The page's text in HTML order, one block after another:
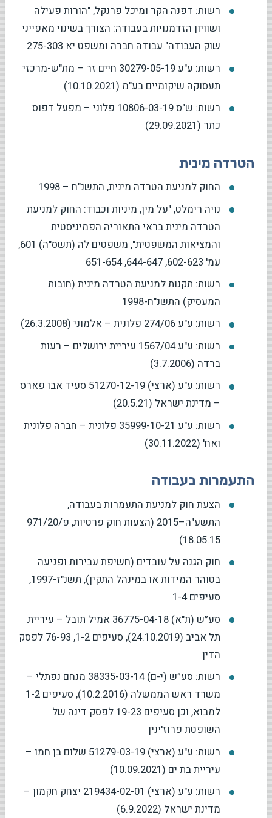
רשות: דפנה הקר ומיכל פרנקל, "הורות פעילה
ושוויון הזדמנויות בעבודה: הצורך בשינוי מאפייני
שוק העבודה" עבודה חברה ומשפט יא 275-303
רשות: ע"ע 30279-05-19 חיים זר – מת"ש-מרכזי
תעסוקה שיקומיים בע"מ (10.10.2021)
רשות: ש"ס 10806-03-19 פלוני – מפעל דפוס
כתר (29.09.2021)
הטרדה מינית
החוק למניעת הטרדה מינית, התשנ"ח – 1998
נויה רימלט, "על מין, מיניות וכבוד: החוק למניעת
הטרדה מינית בראי התאוריה הפמיניסטית
והמציאות המשפטית", משפטים לה (תשס"ה) 601,
עמ' 602-623, 644-647, 651-654
רשות: תקנות למניעת הטרדה מינית (חובות
המעסיק) התשנ"ח-1998
רשות: ע"ע 274/06 פלונית – אלמוני (26.3.2008)
רשות: ע"ע 1567/04 עיריית ירושלים – רעות
ברדה (3.7.2006)
רשות: ע"ע (ארצי) 51270-12-19 סעיד אבו פארס
– מדינת ישראל (20.5.21)
רשות: ע"ע 35999-10-21 פלונית – חברה פלונית
ואח' (30.11.2022)
התעמרות בעבודה
הצעת חוק למניעת התעמרות בעבודה,
התשע"ה–2015 (הצעות חוק פרטיות, פ/971/20
18.05.15)
חוק הגנה על עובדים (חשיפת עבירות ופגיעה
בטוהר המידות או במינהל התקין), תשנ"ז-1997,
סעיפים 1-4
סע״ש (ת"א) 36775-04-18 אמיל תובל – עיריית
תל אביב (24.10.2019), סעיפים 1-2, 76-93 לפסק
הדין
רשות: סע״ש (י-ם) 38335-03-14 מנחם נפתלי –
משרד ראש הממשלה (10.2.2016), סעיפים 1-2
למבוא, וכן סעיפים 19-23 לפסק דינה של
השופטת פרוז'ינין
רשות: ע"ע (ארצי) 51279-03-19 שלום בן חמו –
עיריית בת ים (10.09.2021)
רשות: ע"ע (ארצי) 219434-02-01 יצחק חקמון –
מדינת ישראל (6.9.2022)